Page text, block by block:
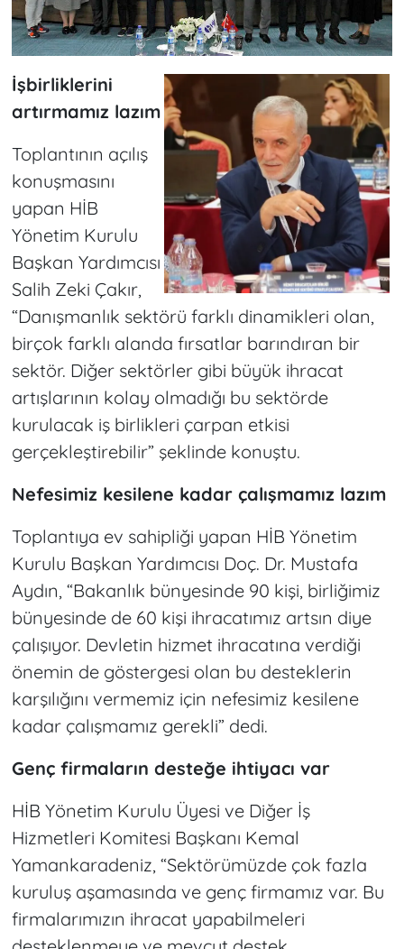
İşbirliklerini
artırmamız lazım
Toplantının açılış
konuşmasını
yapan HİB
Yönetim Kurulu
Başkan Yardımcısı
Salih Zeki Çakır,
“Danışmanlık sektörü farklı dinamikleri olan,
birçok farklı alanda fırsatlar barındıran bir
sektör. Diğer sektörler gibi büyük ihracat
artışlarının kolay olmadığı bu sektörde
kurulacak iş birlikleri çarpan etkisi
gerçekleştirebilir” şeklinde konuştu.
Nefesimiz kesilene kadar çalışmamız lazım
Toplantıya ev sahipliği yapan HİB Yönetim
Kurulu Başkan Yardımcısı Doç. Dr. Mustafa
Aydın, “Bakanlık bünyesinde 90 kişi, birliğimiz
bünyesinde de 60 kişi ihracatımız artsın diye
çalışıyor. Devletin hizmet ihracatına verdiği
önemin de göstergesi olan bu desteklerin
karşılığını vermemiz için nefesimiz kesilene
kadar çalışmamız gerekli” dedi.
Genç firmaların desteğe ihtiyacı var
HİB Yönetim Kurulu Üyesi ve Diğer İş
Hizmetleri Komitesi Başkanı Kemal
Yamankaradeniz, “Sektörümüzde çok fazla
kuruluş aşamasında ve genç firmamız var. Bu
firmalarımızın ihracat yapabilmeleri